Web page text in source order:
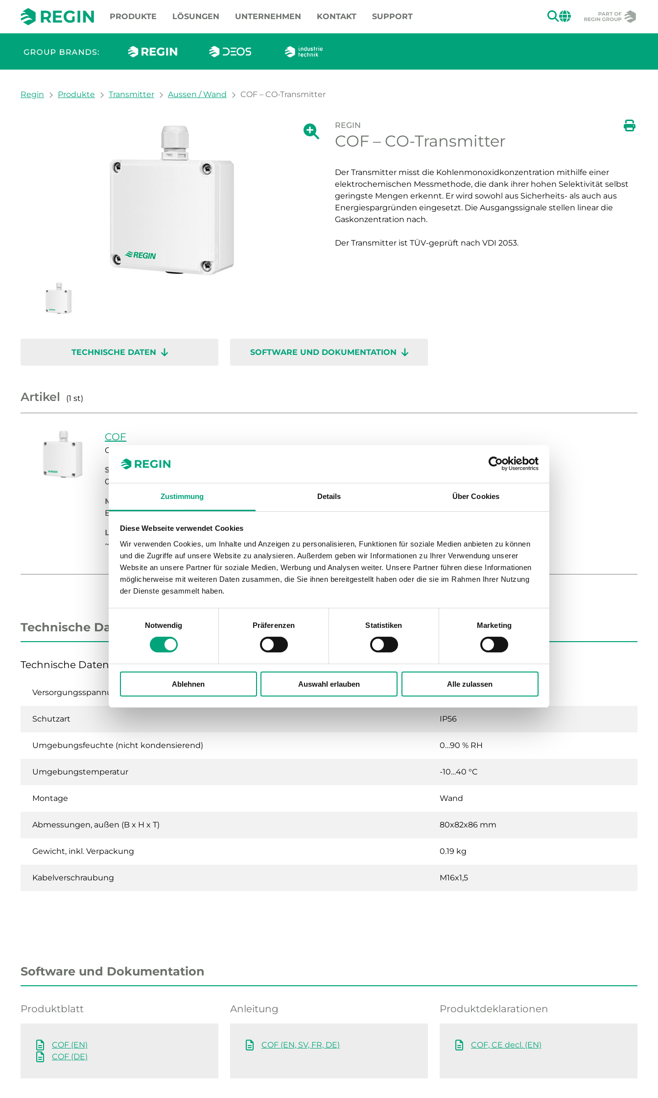
Zustimmung Details Über Cookies
Diese Webseite verwendet Cookies
Wir verwenden Cookies, um Inhalte und Anzeigen zu personalisieren, Funktionen für soziale Medien anbieten zu können
und die Zugriffe auf unsere Website zu analysieren. Außerdem geben wir Informationen zu Ihrer Verwendung unserer
Website an unsere Partner für soziale Medien, Werbung und Analysen weiter. Unsere Partner führen diese Informationen
möglicherweise mit weiteren Daten zusammen, die Sie ihnen bereitgestellt haben oder die sie im Rahmen Ihrer Nutzung
der Dienste gesammelt haben.
Notwendig
Präferenzen Statistiken Marketing
Ablehnen Auswahl erlauben Alle zulassen
PRODUKTE LÖSUNGEN UNTERNEHMEN KONTAKT SUPPORT SUCHEN
CHANGE
You are here:
Regin Produkte Transmitter Aussen / Wand COF – CO-Transmitter
Zeige große Version des Bildes.
Zeige große Version des Bildes.
REGIN
COF – CO-Transmitter
Der Transmitter misst die Kohlenmonoxidkonzentration mithilfe einer
elektrochemischen Messmethode, die dank ihrer hohen Selektivität selbst
geringste Mengen erkennt. Er wird sowohl aus Sicherheits- als auch aus
Energiespargründen eingesetzt. Die Ausgangssignale stellen linear die
Gaskonzentration nach.
Der Transmitter ist TÜV-geprüft nach VDI 2053.
TECHNISCHE DATEN SOFTWARE UND DOKUMENTATION
Artikel (1 st)
COF
CO-Transmitter
Sensor-Schnittstelle
0–10V, 4–20mA
Nein
CO
Messprinzip
Elektrochemisch
Messbereich, Gas in Luft ppm
0…300 ppm
Ausgangssignal, Gas in Luft
0-10V, 4-20mA
Lebensdauer Sensor
~ 6 years
Technische Daten
Technische Daten für COF – CO-Transmitter
Versorgungsspannung
Schutzart IP56
Umgebungsfeuchte (nicht kondensierend) 0…90 % RH
Umgebungstemperatur -10…40 °C
Montage Wand
Abmessungen, außen (B x H x T) 80x82x86 mm
Gewicht, inkl. Verpackung 0.19 kg
Kabelverschraubung M16x1,5
Software und Dokumentation
Produktblatt
COF (EN)
COF (DE)
Anleitung
COF (EN, SV, FR, DE)
Produktdeklarationen
COF, CE decl. (EN)